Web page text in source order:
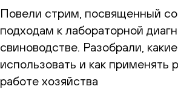
Повели стрим, посвященный
подходам к лабораторной
свиноводстве. Разобрали,
использовать и как применять
работе хозяйства